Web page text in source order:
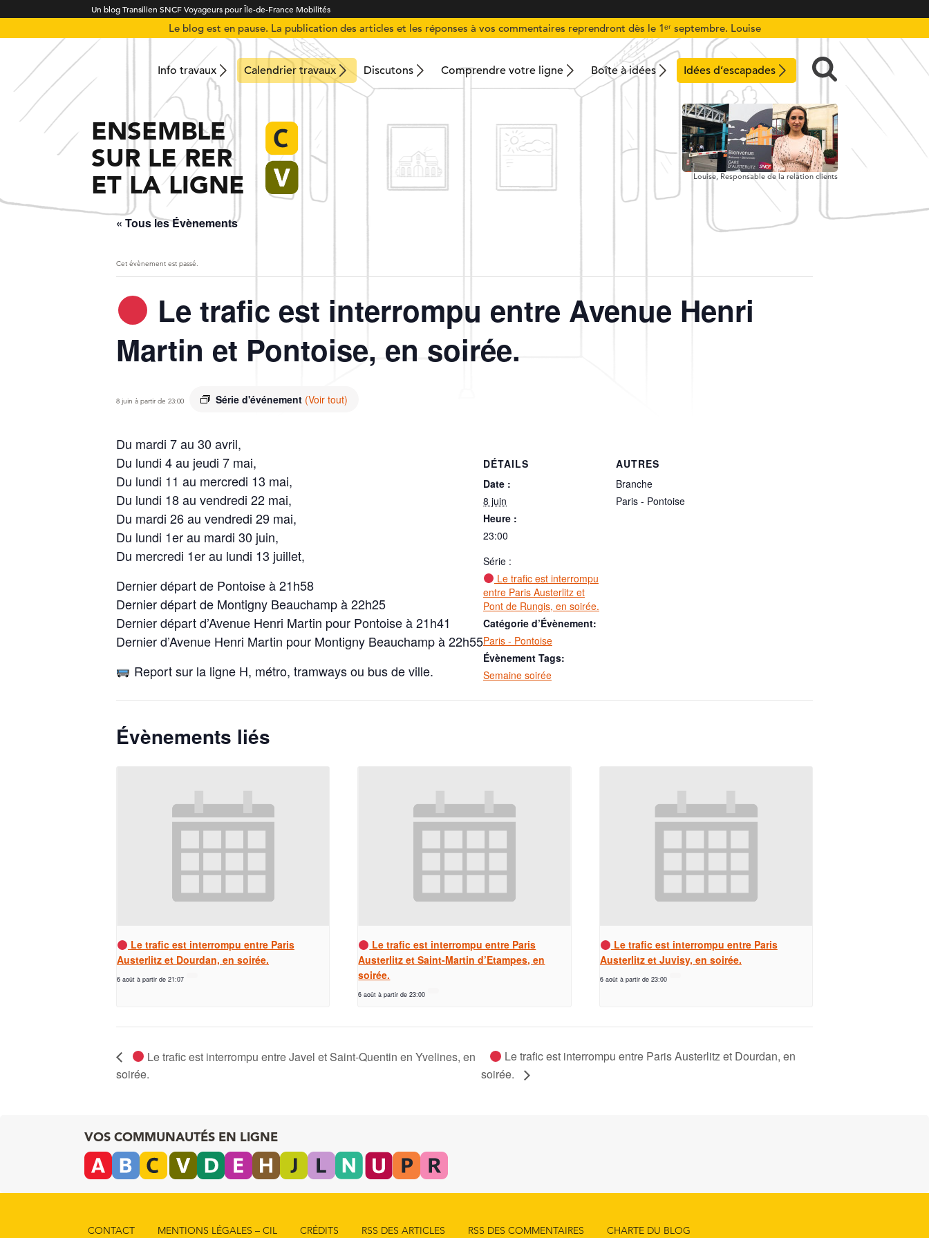
Un blog Transilien SNCF Voyageurs pour Île-de-France Mobilités
Le blog est en pause. La publication des articles et les réponses à vos commentaires reprendront dès le 1ᵉʳ septembre. Louise
Info travaux Calendrier travaux Discutons Comprendre votre ligne Boîte à idées Idées d’escapades
ENSEMBLE
SUR LE RER
ET LA LIGNE
Louise, Responsable de la relation clients
« Tous les Évènements
Cet évènement est passé.
Le trafic est interrompu entre Avenue Henri
Martin et Pontoise, en soirée.
8 juin à partir de 23:00 Série d'événement (Voir tout)
Du mardi 7 au 30 avril,
Du lundi 4 au jeudi 7 mai,
Du lundi 11 au mercredi 13 mai,
Du lundi 18 au vendredi 22 mai,
Du mardi 26 au vendredi 29 mai,
Du lundi 1er au mardi 30 juin,
Du mercredi 1er au lundi 13 juillet,
Dernier départ de Pontoise à 21h58
Dernier départ de Montigny Beauchamp à 22h25
Dernier départ d’Avenue Henri Martin pour Pontoise à 21h41
Dernier d’Avenue Henri Martin pour Montigny Beauchamp à 22h55
Report sur la ligne H, métro, tramways ou bus de ville.
DÉTAILS
Date :
8 juin
Heure :
23:00
Série :
Le trafic est interrompu
entre Paris Austerlitz et
Pont de Rungis, en soirée.
Catégorie d’Évènement:
Paris - Pontoise
Évènement Tags:
Semaine soirée
AUTRES
Branche
Paris - Pontoise
Évènements liés
Le trafic est interrompu entre Paris
Austerlitz et Dourdan, en soirée.
6 août à partir de 21:07
Le trafic est interrompu entre Paris
Austerlitz et Saint-Martin d’Etampes, en
soirée.
6 août à partir de 23:00
Le trafic est interrompu entre Paris
Austerlitz et Juvisy, en soirée.
6 août à partir de 23:00
Le trafic est interrompu entre Javel et Saint-Quentin en Yvelines, en
soirée.
Le trafic est interrompu entre Paris Austerlitz et Dourdan, en
soirée.
VOS COMMUNAUTÉS EN LIGNE
CONTACT MENTIONS LÉGALES – CIL CRÉDITS RSS DES ARTICLES RSS DES COMMENTAIRES CHARTE DU BLOG